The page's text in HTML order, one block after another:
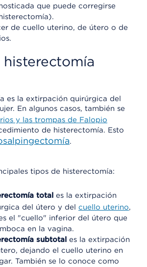
que puede corregirse
de cuello uterino, de útero o de
histerectomía
es la extirpación quirúrgica del
En algunos casos, también se
y las trompas de Falopio
de histerectomía. Esto
.
tipos de histerectomía:
total es la extirpación
del útero y del cuello uterino,
el "cuello" inferior del útero que
en la vagina.
subtotal es la extirpación
dejando el cuello uterino en
También se lo conoce como